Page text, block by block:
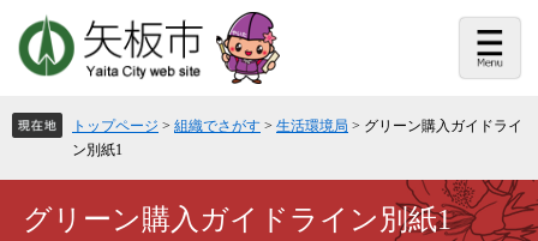
頭
で
飛
ば
て
トップページ > 組織でさがす > 生活環境局 > グリーン購入ガイドライ
ン別紙1
グリーン購入ガイドライン別紙1